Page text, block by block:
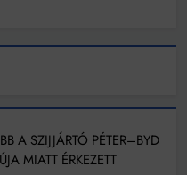
A SZIJJÁRTÓ PÉTER–BYD
MIATT ÉRKEZETT